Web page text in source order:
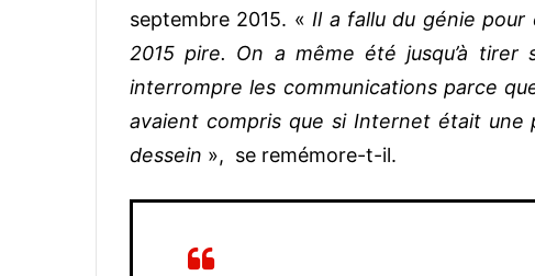
septembre 2015. «Il a fallu du génie pour
2015 pire. On a même été jusqu’à tirer
interrompre les communications parce
avaient compris que si Internet était une
dessein », se remémore-t-il.